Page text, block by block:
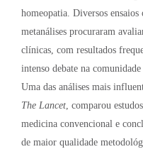
homeopatia. Diversos
metanálises procuraram
clínicas, com resultados
intenso debate na
Uma das análises mais
The Lancet , comparou
medicina convencional e
de maior qualidade